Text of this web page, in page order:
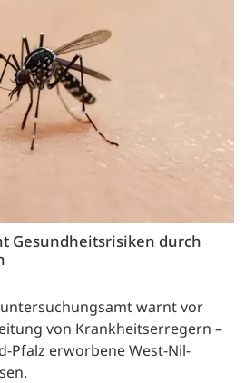
Gesundheitsrisiken durch
warnt vor
von Krankheitserregern –
Pfalz erworbene West-Nil-